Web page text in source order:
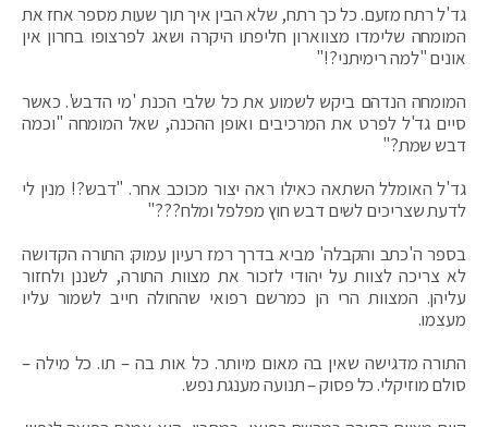
גד'ל רתח מזעם. כל כך רתח, שלא הבין איך תוך שעות מספר אחז את
המומחה שלימדו מצווארון חליפתו היקרה ושאג לפרצופו בחרון אין
אונים "למה רימיתני?!"
המומחה הנדהם ביקש לשמוע את כל שלבי הכנת 'מי הדבש'. כאשר
סיים גד'ל לפרט את המרכיבים ואופן ההכנה, שאל המומחה "וכמה
דבש שמת?"
גד'ל האומלל השתאה כאילו ראה יצור מכוכב אחר. "דבש?! מנין לי
לדעת שצריכים לשים דבש חוץ מפלפל ומלח???"
בספר ה'כתב והקבלה' מביא בדרך רמז רעיון עמוק: התורה הקדושה
לא צריכה לצוות על יהודי לזכור את מצוות התורה, לשננן ולחזור
עליהן. המצוות הרי הן כמרשם רפואי שהחולה חייב לשמור עליו
מעצמו.
התורה מדגישה שאין בה מאום מיותר. כל אות בה – תו. כל מילה –
סולם מוזיקלי. כל פסוק – תנועה מענגת נפש.